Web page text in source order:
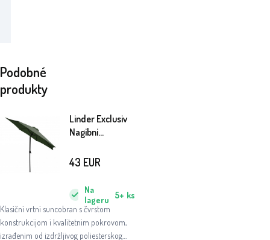
Podobné
produkty
Linder Exclusiv
Nagibni
cm Zeleni
Klasični vrtni suncobran s čvrstom
konstrukcijom i kvalitetnim pokrovom,
izrađenim od izdržljivog poliesterskog
Na
lageru
5+ ks
43 EUR